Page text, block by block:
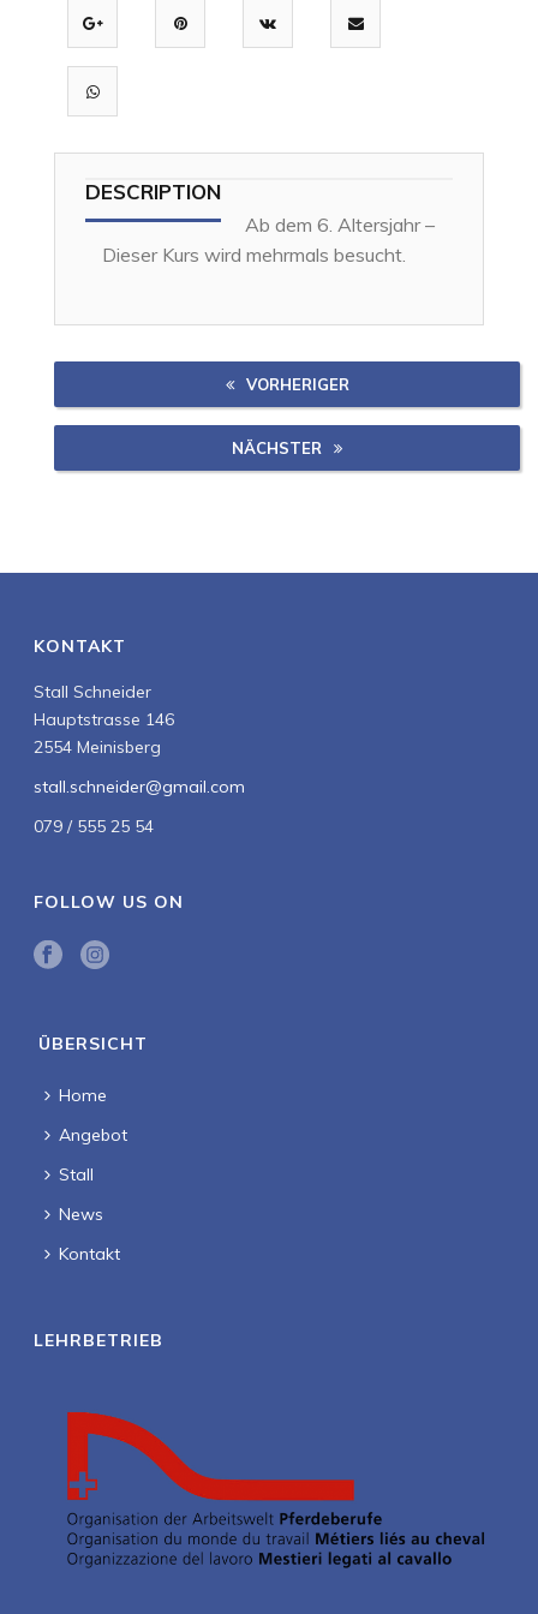
DESCRIPTION
Ab dem 6. Altersjahr –
Dieser Kurs wird mehrmals besucht.
VORHERIGER
NÄCHSTER
KONTAKT
Stall Schneider
Hauptstrasse 146
2554 Meinisberg
stall.schneider@gmail.com
079 / 555 25 54
FOLLOW US ON
ÜBERSICHT
Home
Angebot
Stall
News
Kontakt
LEHRBETRIEB